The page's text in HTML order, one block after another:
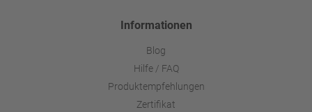
Informationen
Blog
Hilfe / FAQ
Produktempfehlungen
Zertifikat